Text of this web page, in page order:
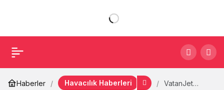
Haberler Havacılık Haberleri
VatanJet